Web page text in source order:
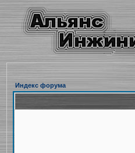
Индекс форума